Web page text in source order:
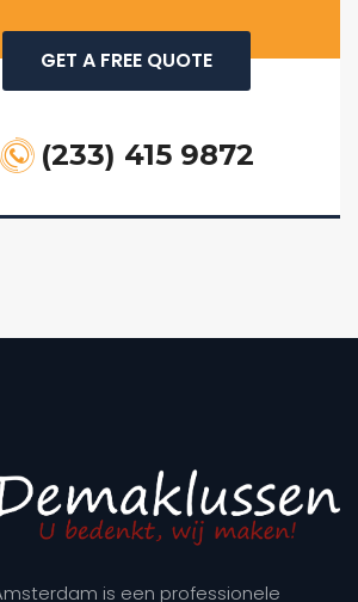
GET A FREE QUOTE
(233) 415 9872
is een professionele